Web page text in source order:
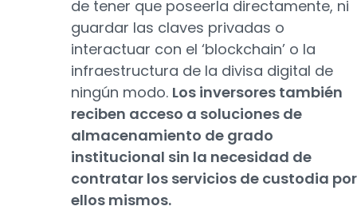
de tener que poseerla directamente, ni
guardar las claves privadas o
interactuar con el ‘blockchain’ o la
infraestructura de la divisa digital de
ningún modo. Los inversores también
reciben acceso a soluciones de
almacenamiento de grado
institucional sin la necesidad de
contratar los servicios de custodia por
ellos mismos.